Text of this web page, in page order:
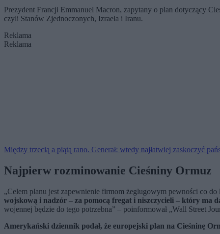
Prezydent Francji Emmanuel Macron, zapytany o plan dotyczący
czyli Stanów Zjednoczonych, Izraela i Iranu.
Reklama
Reklama
Między trzecią a piątą rano. Generał: wtedy najłatwiej zaskoczyć
Najpierw rozminowanie Cieśniny Ormuz
„Celem planu jest zapewnienie firmom żeglugowym pewności co
wojskową i nadzór – za pomocą fregat i niszczycieli – który ma
wojennej będzie do tego potrzebna” – poinformował „Wall Street
Amerykański dziennik podał, że europejski plan na Cieśninę